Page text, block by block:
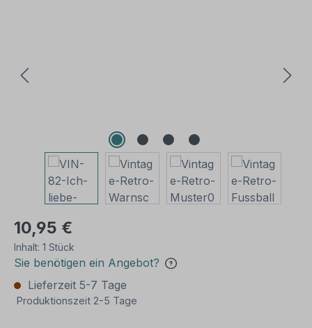
10,95 €
Inhalt: 1 Stück
Sie benötigen ein Angebot?
Lieferzeit 5-7 Tage
Produktionszeit 2-5 Tage